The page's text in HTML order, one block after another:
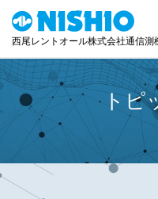
西尾レントオール株式会社通信測
トピ